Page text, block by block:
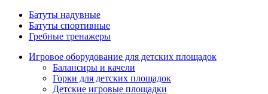
Батуты надувные
Батуты спортивные
Гребные тренажеры
Игровое оборудование для детских площадок
Балансиры и качели
Горки для детских площадок
Детские игровые площадки